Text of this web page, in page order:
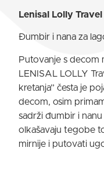
Lenisal Lolly
Đumbir i nana za
Putovanje s decom
LENISAL LOLLY
kretanja” česta je
decom, osim
sadrži đumbir i
olkašavaju tegobe
mirnije i putovati